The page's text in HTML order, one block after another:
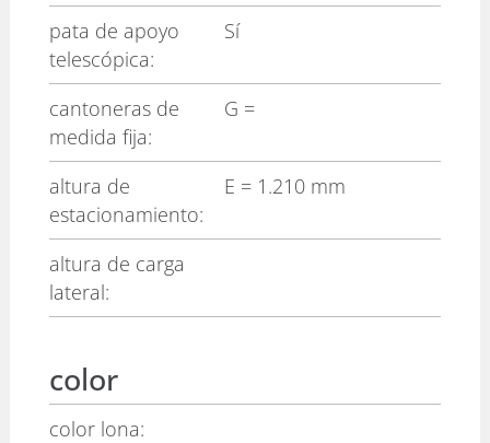
pata de apoyo
telescópica:
Sí
cantoneras de
medida fija:
G =
altura de
estacionamiento:
E = 1.210 mm
altura de carga
lateral:
color
color lona: